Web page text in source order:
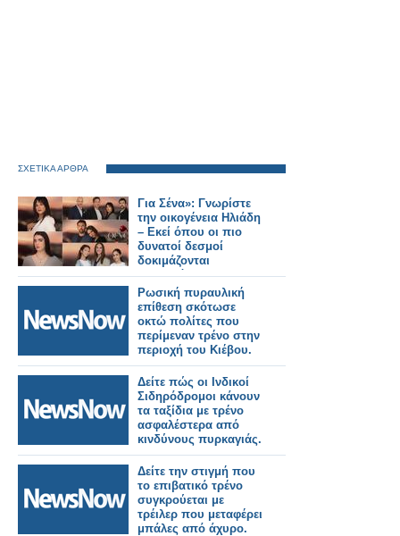
ΣΧΕΤΙΚΑ ΑΡΘΡΑ
Για Σένα»: Γνωρίστε
την οικογένεια Ηλιάδη
– Εκεί όπου οι πιο
δυνατοί δεσμοί
δοκιμάζονται
περισσότερο !
Ρωσική πυραυλική
επίθεση σκότωσε
οκτώ πολίτες που
περίμεναν τρένο στην
περιοχή του Κιέβου.
Δείτε πώς οι Ινδικοί
Σιδηρόδρομοι κάνουν
τα ταξίδια με τρένο
ασφαλέστερα από
κινδύνους πυρκαγιάς.
Δείτε την στιγμή που
το επιβατικό τρένο
συγκρούεται με
τρέιλερ που μεταφέρει
μπάλες από άχυρο.